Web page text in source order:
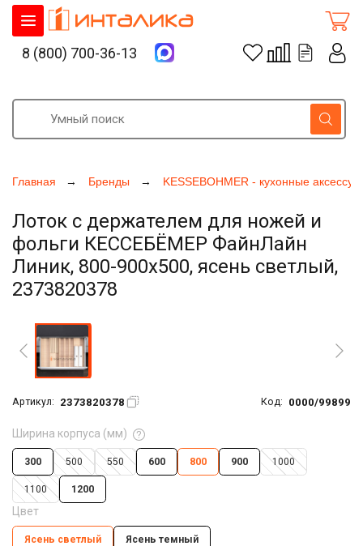
Главная Бренды KESSEBOHMER - кухонные
Лоток с держателем для ножей и
фольги КЕССЕБЁМЕР ФайнЛайн
Линик, 800-900х500, ясень светлый,
2373820378
Артикул: 2373820378 Код: 0000/99899
Ширина корпуса (мм)
300 500 550 600 800 900 1000
1100 1200
Цвет
Ясень светлый Ясень темный
8 (800) 700-36-13